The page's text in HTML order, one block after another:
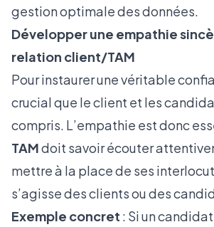
gestion optimale des données.
Développer une empathie
relation client/TAM
Pour instaurer une véritable
crucial que le client et les
compris. L’empathie est donc
TAMdoit savoir écouter
mettre à la place de ses
s’agisse des clients ou des
Exemple concret : Si un